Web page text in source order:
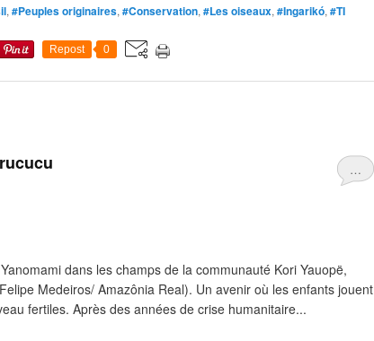
, #Peuples originaires, #Conservation, #Les oiseaux, #Ingarikó, #TI
Repost 0
…
dans les champs de la communauté Kori Yauopë,
Medeiros/ Amazônia Real). Un avenir où les enfants jouent
fertiles. Après des années de crise humanitaire...